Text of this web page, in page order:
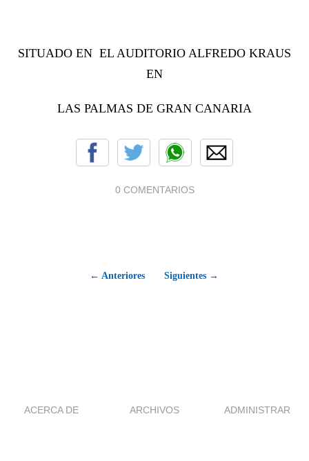
SITUADO EN EL AUDITORIO ALFREDO KRAUS
EN
LAS PALMAS DE GRAN CANARIA
0 COMENTARIOS
← Anteriores Siguientes →
ACERCA DE ARCHIVOS ADMINISTRAR